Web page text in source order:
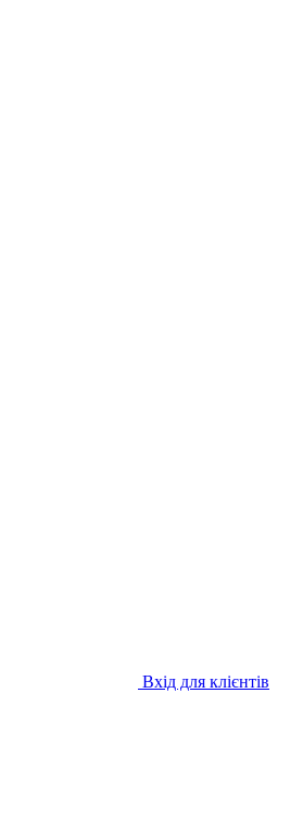
Вхід для клієнтів